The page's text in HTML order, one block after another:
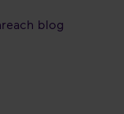
blog